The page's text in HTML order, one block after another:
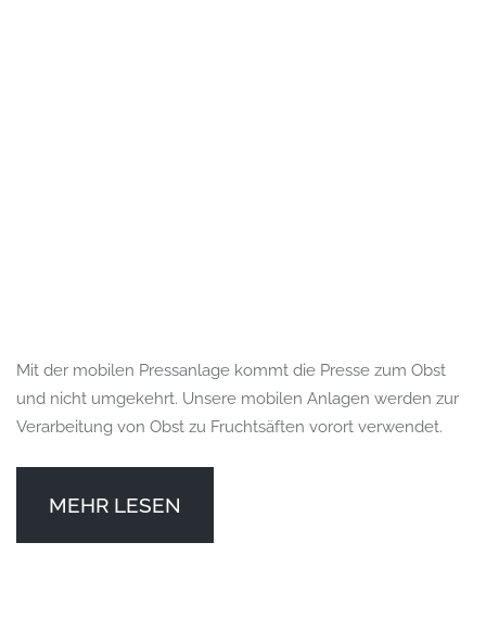
Mit der mobilen Pressanlage kommt die Presse zum Obst
und nicht umgekehrt. Unsere mobilen Anlagen werden zur
Verarbeitung von Obst zu Fruchtsäften vorort verwendet.
MEHR LESEN